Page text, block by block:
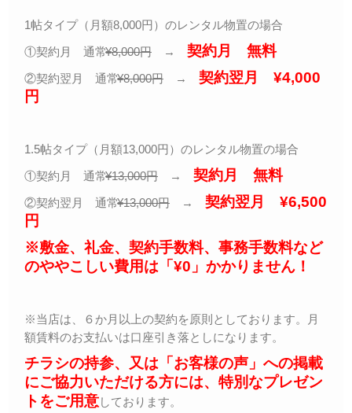
1帖タイプ（月額8,000円）のレンタル物置の場合
①契約月 通常¥8,000円 → 契約月 無料
②契約翌月 通常¥8,000円 → 契約翌月 ¥4,000
円
1.5帖タイプ（月額13,000円）のレンタル物置の場合
①契約月 通常¥13,000円 → 契約月 無料
②契約翌月 通常¥13,000円 → 契約翌月 ¥6,500
円
※敷金、礼金、契約手数料、事務手数料など
のややこしい費用は「¥0」かかりません！
※当店は、６か月以上の契約を原則としております。月
額賃料のお支払いは口座引き落としになります。
チラシの持参、又は「お客様の声」への掲載
にご協力いただける方には、特別なプレゼン
トをご用意しております。